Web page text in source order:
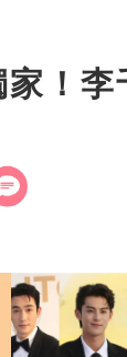
家！